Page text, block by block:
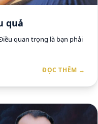
quả
quan trọng là bạn phải
ĐỌC THÊM →